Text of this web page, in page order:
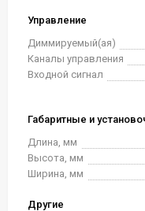
Управление
Диммируемый(ая)
Каналы управления
Входной сигнал
Габаритные и
Длина, мм
Высота, мм
Ширина, мм
Другие